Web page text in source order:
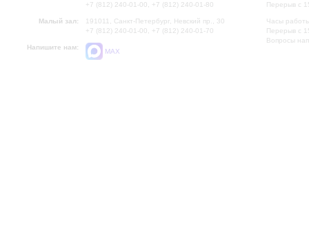
+7 (812) 240-01-00, +7 (812) 240-01-80
Малый зал:
191011, Санкт-Петербург, Невский пр., 30
+7 (812) 240-01-00, +7 (812) 240-01-70
Напишите нам:
MAX
Перерыв с
Часы
Перерыв с
Вопросы